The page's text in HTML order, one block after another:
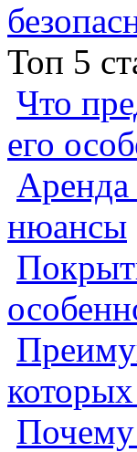
Топ 5
Что
его
нюансы
Почему